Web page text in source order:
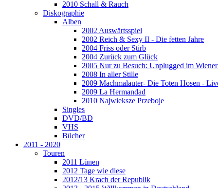
2010 Schall & Rauch
Diskographie
Alben
2002 Auswärtsspiel
2002 Reich & Sexy II - Die fetten Jahre
2004 Friss oder Stirb
2004 Zurück zum Glück
2005 Nur zu Besuch: Unplugged im
2008 In aller Stille
2009 Machmalauter- Die Toten Hosen -
2009 La Hermandad
2010 Najwieksze Przeboje
Singles
DVD/BD
VHS
Bücher
2011 - 2020
Touren
2011 Lünen
2012 Tage wie diese
2012/13 Krach der Republik